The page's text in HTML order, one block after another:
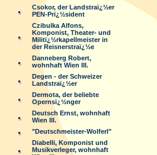
Csokor, der Landstraï¿½er
PEN-Prï¿½sident
Czibulka Alfons,
Komponist, Theater- und
Militï¿½rkapellmeister in
der Reisnerstraï¿½e
Danneberg Robert,
wohnhaft Wien III.
Degen - der Schweizer
Landstraï¿½er
Dermota, der beliebte
Opernsï¿½nger
Deutsch Ernst, wohnhaft
Wien III.
"Deutschmeister-Wolferl"
Diabelli, Komponist und
Musikverleger, wohnhaft